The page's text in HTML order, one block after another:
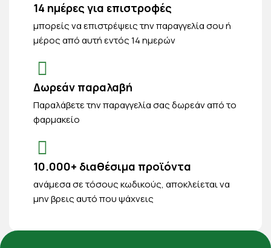
14 ημέρες για επιστροφές
μπορείς να επιστρέψεις την παραγγελία σου ή
μέρος από αυτή εντός 14 ημερών
Δωρεάν παραλαβή
Παραλάβετε την παραγγελία σας δωρεάν από το
φαρμακείο
10.000+ διαθέσιμα προϊόντα
ανάμεσα σε τόσους κωδικούς, αποκλείεται να
μην βρεις αυτό που ψάχνεις